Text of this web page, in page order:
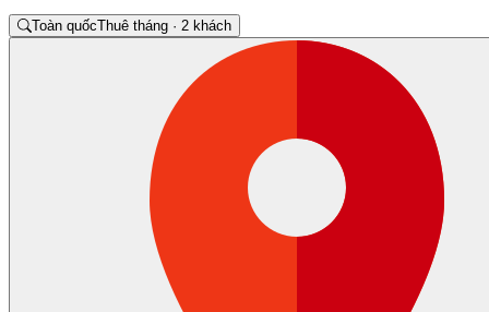
Toàn quốcThuê tháng · 2 khách